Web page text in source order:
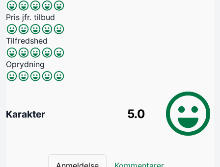
Pris jfr. tilbud
Tilfredshed
Oprydning
Karakter 5.0